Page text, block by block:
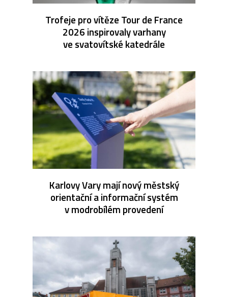
Trofeje pro vítěze Tour de France
2026 inspirovaly varhany
ve svatovítské katedrále
Karlovy Vary mají nový městský
orientační a informační systém
v modrobílém provedení